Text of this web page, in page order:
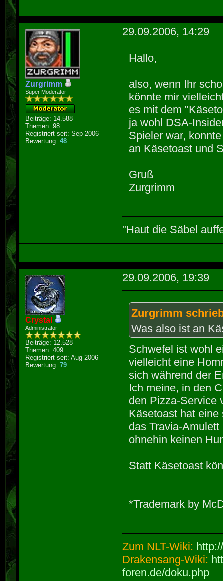
Zurgrimm
Super Moderator
Beiträge: 14.588
Themen: 98
Registriert seit: Sep 2006
Bewertung:48
29.09.2006, 14:29
Hallo,
also, wenn Ihr
könnte mir
es mit dem
ja wohl DSA-
Spieler war,
an Käsetoast und
Gruß
Zurgrimm
"Haut die Säbel
Crystal
Administrator
Beiträge: 12.528
Themen: 409
Registriert seit: Aug 2006
Bewertung:79
29.09.2006, 19:39
Zurgrimm
Was also ist an
Schwefel ist wohl
vielleicht eine
sich während der
Ich meine, in den
den Pizza-Service
Käsetoast hat
das Travia-
ohnehin keinen
Statt Käsetoast
*Trademark by
Zum NLT-Wiki:
Drakensang-Wiki:
foren.de/doku.php